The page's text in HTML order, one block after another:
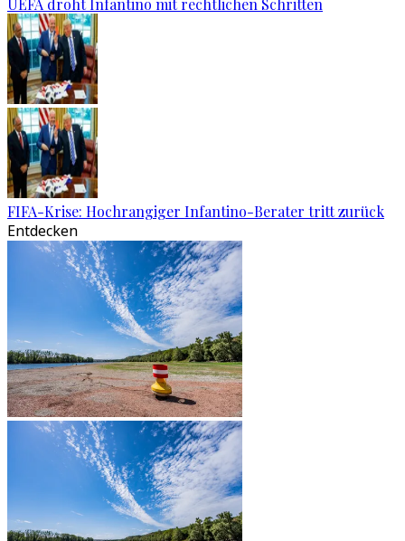
UEFA droht Infantino mit rechtlichen Schritten
FIFA-Krise: Hochrangiger Infantino-Berater tritt zurück
Entdecken